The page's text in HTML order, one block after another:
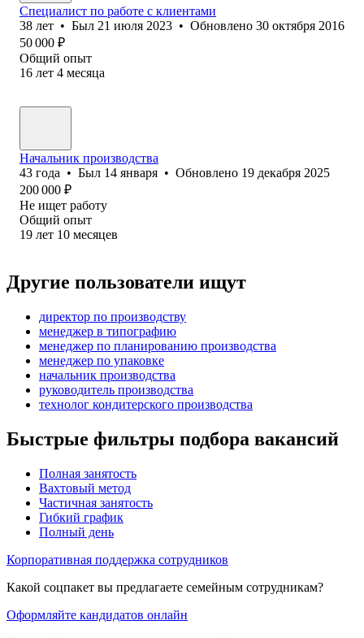
Специалист по работе с клиентами
38 лет • Был 21 июля 2023 • Обновлено 30 октября 2016
50 000 ₽
Общий опыт
16 лет 4 месяца
Начальник производства
43 года • Был 14 января • Обновлено 19 декабря 2025
200 000 ₽
Не ищет работу
Общий опыт
19 лет 10 месяцев
Другие пользователи ищут
директор по производству
менеджер в типографию
менеджер по планированию производства
менеджер по упаковке
начальник производства
руководитель производства
технолог кондитерского производства
Быстрые фильтры подбора вакансий
Полная занятость
Вахтовый метод
Частичная занятость
Гибкий график
Полный день
Корпоративная поддержка сотрудников
Какой соцпакет вы предлагаете семейным сотрудникам?
Оформляйте кандидатов онлайн